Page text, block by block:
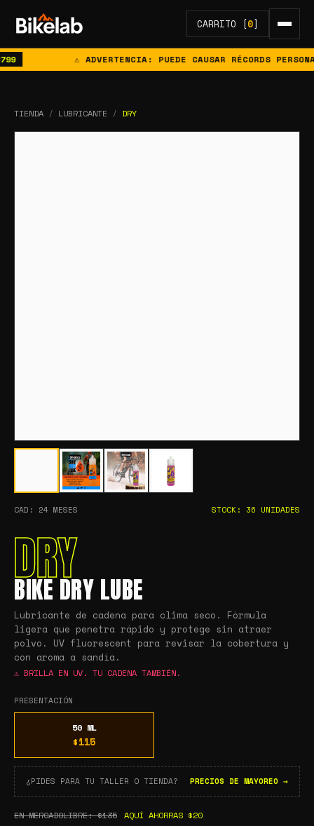
CARRITO [0]
⚠ ADVERTENCIA: PUEDE CAUSAR RÉCORDS
TIENDA / LUBRICANTE / DRY
CAD: 24 MESES STOCK: 36 UNIDADES
DRY
BIKE DRY LUBE
Lubricante de cadena para clima seco. Fórmula
ligera que penetra rápido y protege sin atraer
polvo. UV fluorescent para revisar la cobertura y
con aroma a sandía.
⚠ BRILLA EN UV. TU CADENA TAMBIÉN.
PRESENTACIÓN
50 ML
$115
¿PIDES PARA TU TALLER O TIENDA? PRECIOS DE MAYOREO →
EN MERCADOLIBRE:$135 AQUÍ AHORRAS $20